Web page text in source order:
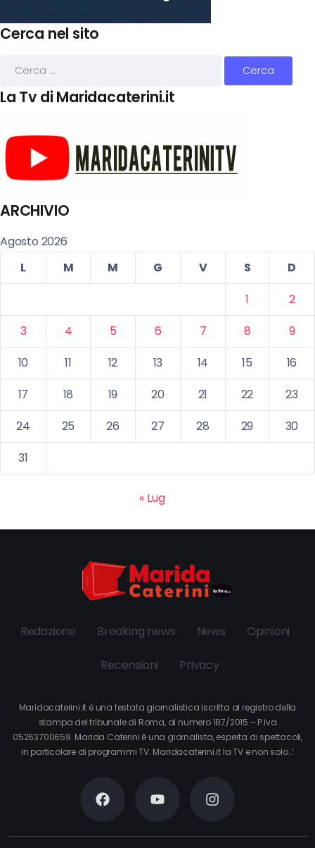
Cerca nel sito
La Tv di Maridacaterini.it
ARCHIVIO
Agosto 2026
L
M M G V S
D
1
2
3
4 5 6 7 8
9
10
11 12 13 14 15
16
17
18 19 20 21 22
23
24
25 26 27 28 29
30
31
« Lug
Redazione Breaking news News Opinioni
Recensioni Privacy
Maridacaterini.it è una testata giornalistica iscritta al registro della
stampa del tribunale di Roma, al numero 187/2015 – P.Iva
05263700659. Marida Caterini è una giornalista, esperta di spettacoli,
in particolare di programmi TV. Maridacaterini.it la TV e non solo…’